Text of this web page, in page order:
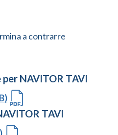
a contrarre
NAVITOR TAVI
TAVI